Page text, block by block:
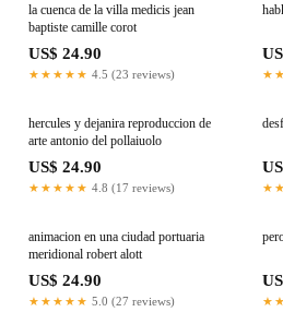
la cuenca de la villa medicis jean
baptiste camille corot
US$ 24.90
★★★★★ 4.5 (23 reviews)
hercules y dejanira reproduccion de
arte antonio del pollaiuolo
US$ 24.90
★★★★★ 4.8 (17 reviews)
animacion en una ciudad portuaria
meridional robert alott
US$ 24.90
★★★★★ 5.0 (27 reviews)